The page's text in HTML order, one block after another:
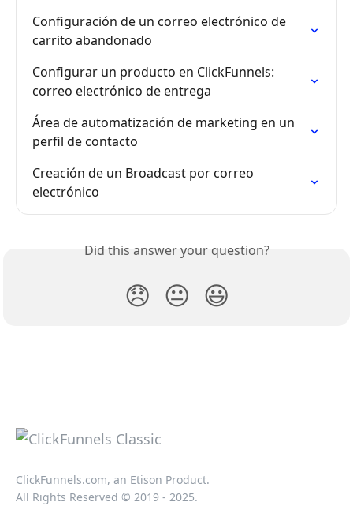
Configuración de un correo electrónico de
carrito abandonado
Configurar un producto en ClickFunnels:
correo electrónico de entrega
Área de automatización de marketing en un
perfil de contacto
Creación de un Broadcast por correo
electrónico
Did this answer your question?
😞 😐 😃
ClickFunnels.com, an Etison Product.
All Rights Reserved © 2019 - 2025.